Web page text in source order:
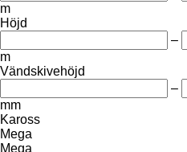
m
Höjd
–
m
Vändskivehöjd
–
mm
Kaross
Mega
Mega